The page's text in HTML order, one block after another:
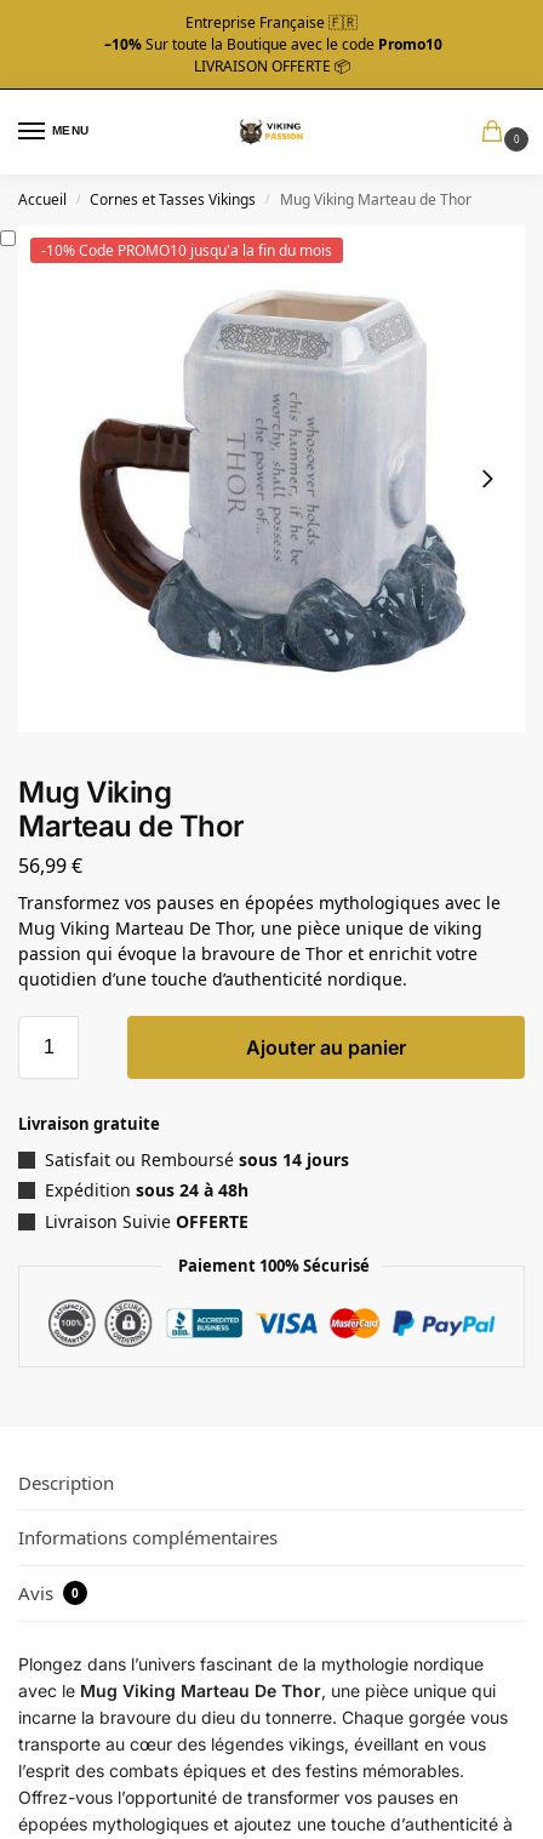
Entreprise Française 🇫🇷
–10%Sur toute la Boutique avec le code Promo10
LIVRAISON OFFERTE 📦
MENU
0
Accueil / Cornes et Tasses Vikings / Mug Viking Marteau de Thor
-10% Code PROMO10 jusqu'a la fin du mois
Mug Viking
Marteau de Thor
56,99€
Transformez vos pauses en épopées mythologiques avec le
Mug Viking Marteau De Thor, une pièce unique de viking
passion qui évoque la bravoure de Thor et enrichit votre
quotidien d’une touche d’authenticité nordique.
Ajouter au panier
Livraison gratuite
Satisfait ou Remboursé sous 14 jours
Expédition sous 24 à 48h
Livraison Suivie OFFERTE
Paiement 100% Sécurisé
Description
Informations complémentaires
Avis 0
Plongez dans l’univers fascinant de la mythologie nordique
avec le Mug Viking Marteau De Thor, une pièce unique qui
incarne la bravoure du dieu du tonnerre. Chaque gorgée vous
transporte au cœur des légendes vikings, éveillant en vous
l’esprit des combats épiques et des festins mémorables.
Offrez-vous l’opportunité de transformer vos pauses en
épopées mythologiques et ajoutez une touche d’authenticité à